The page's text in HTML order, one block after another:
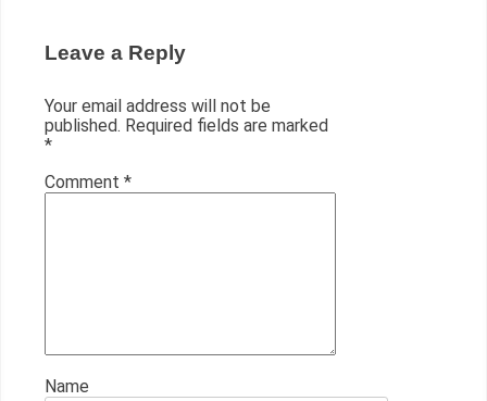
Leave a Reply
Your email address will not be
published. Required fields are marked
*
Comment *
Name